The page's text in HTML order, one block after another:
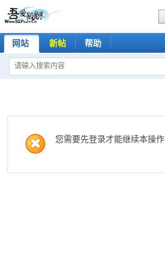
网站 新帖 帮助
您需要先登录才能继续本操作